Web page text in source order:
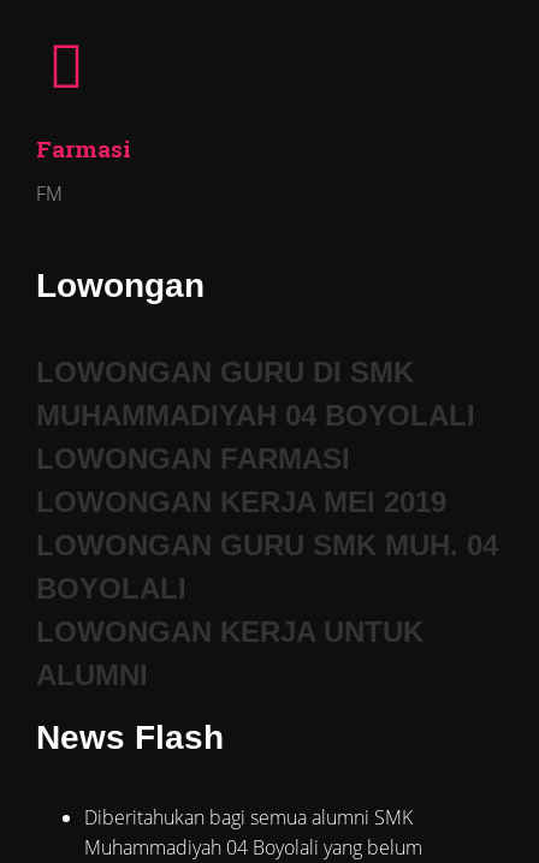
Farmasi
FM
Lowongan
LOWONGAN GURU DI SMK
MUHAMMADIYAH 04 BOYOLALI
LOWONGAN FARMASI
LOWONGAN KERJA MEI 2019
LOWONGAN GURU SMK MUH. 04
BOYOLALI
LOWONGAN KERJA UNTUK
ALUMNI
News Flash
Diberitahukan bagi semua alumni SMK
Muhammadiyah 04 Boyolali yang belum